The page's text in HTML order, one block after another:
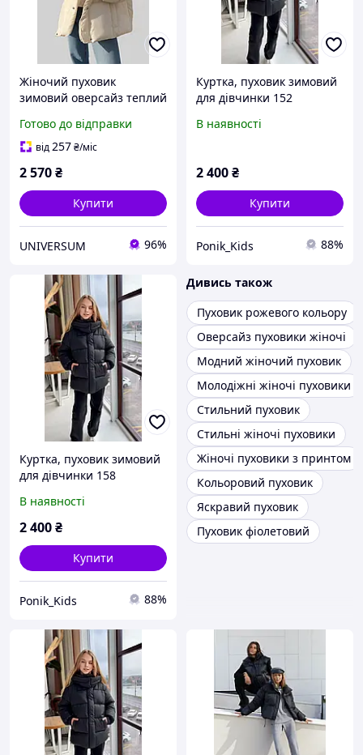
Жіночий пуховик
зимовий оверсайз теплий
Готово до відправки
від257₴/міс
2 570₴
Купити
UNIVERSUM 96%
Куртка, пуховик зимовий
для дівчинки 152
В наявності
2 400₴
Купити
Ponik_Kids 88%
Куртка, пуховик зимовий
для дівчинки 158
В наявності
2 400₴
Купити
Ponik_Kids 88%
Дивись також
Пуховик рожевого кольору
Оверсайз пуховики жіночі
Модний жіночий пуховик
Молодіжні жіночі пуховики
Стильний пуховик
Стильні жіночі пуховики
Жіночі пуховики з принтом
Кольоровий пуховик
Яскравий пуховик
Пуховик фіолетовий